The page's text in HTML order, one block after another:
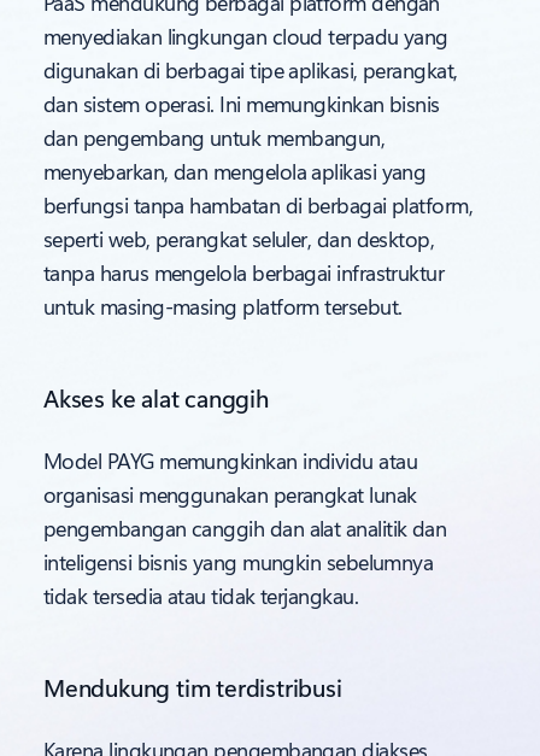
menyediakan lingkungan cloud terpadu yang
digunakan di berbagai tipe aplikasi, perangkat,
dan sistem operasi. Ini memungkinkan bisnis
dan pengembang untuk membangun,
menyebarkan, dan mengelola aplikasi yang
berfungsi tanpa hambatan di berbagai platform,
seperti web, perangkat seluler, dan desktop,
tanpa harus mengelola berbagai infrastruktur
untuk masing-masing platform tersebut.
Akses ke alat canggih
Model PAYG memungkinkan individu atau
organisasi menggunakan perangkat lunak
pengembangan canggih dan alat analitik dan
inteligensi bisnis yang mungkin sebelumnya
tidak tersedia atau tidak terjangkau.
Mendukung tim terdistribusi